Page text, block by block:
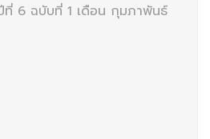
ที่ 6 ฉบับที่ 1 เดือน กุมภาพันธ์